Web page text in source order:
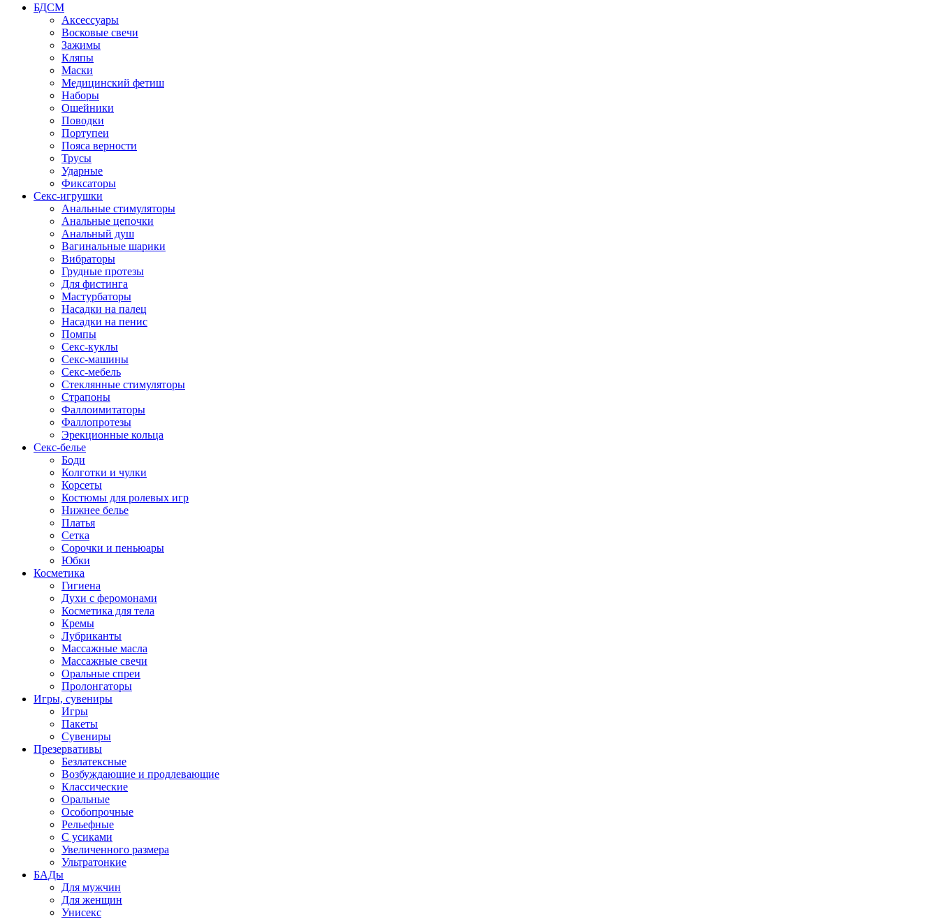
БДСМ
Аксессуары
Восковые свечи
Зажимы
Кляпы
Маски
Медицинский фетиш
Наборы
Ошейники
Поводки
Портупеи
Пояса верности
Трусы
Ударные
Фиксаторы
Секс-игрушки
Анальные стимуляторы
Анальные цепочки
Анальный душ
Вагинальные шарики
Вибраторы
Грудные протезы
Для фистинга
Мастурбаторы
Насадки на палец
Насадки на пенис
Помпы
Секс-куклы
Секс-машины
Секс-мебель
Стеклянные стимуляторы
Страпоны
Фаллоимитаторы
Фаллопротезы
Эрекционные кольца
Секс-белье
Боди
Колготки и чулки
Корсеты
Костюмы для ролевых игр
Нижнее белье
Платья
Сетка
Сорочки и пеньюары
Юбки
Косметика
Гигиена
Духи с феромонами
Косметика для тела
Кремы
Лубриканты
Массажные масла
Массажные свечи
Оральные спреи
Пролонгаторы
Игры, сувениры
Игры
Пакеты
Сувениры
Презервативы
Безлатексные
Возбуждающие и продлевающие
Классические
Оральные
Особопрочные
Рельефные
С усиками
Увеличенного размера
Ультратонкие
БАДы
Для мужчин
Для женщин
Унисекс